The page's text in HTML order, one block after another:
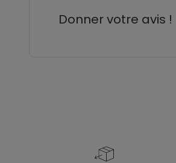
Donner votre avis !